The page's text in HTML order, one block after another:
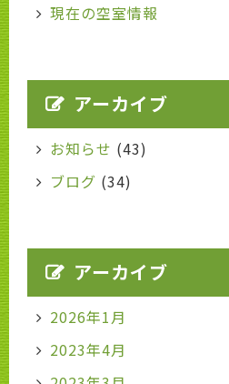
現在の空室情報
アーカイブ
お知らせ (43)
ブログ (34)
アーカイブ
2026年1月
2023年4月